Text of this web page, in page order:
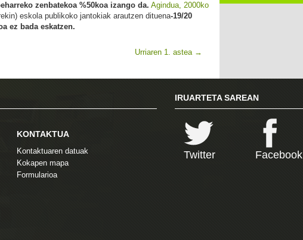
zenbatekoa %50koa izango da. Agindua, 2000ko
eskola publikoko jantokiak arautzen dituena-19/20
ez bada eskatzen.
Urriaren 1. astea→
KONTAKTUA
Kontaktuaren datuak
Kokapen mapa
Formularioa
IRUARTETA SAREAN
Twitter Facebook